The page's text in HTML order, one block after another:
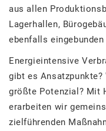
aus allen
Lagerhallen,
ebenfalls eingebunden
Energieintensive
gibt es Ansatzpunkte?
größte Potenzial? Mit
erarbeiten wir
zielführenden